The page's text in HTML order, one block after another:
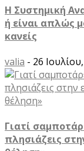
Η Συστημική
ή είναι απλώς
κανείς
valia - 26
Γιατί
πλησιάζεις